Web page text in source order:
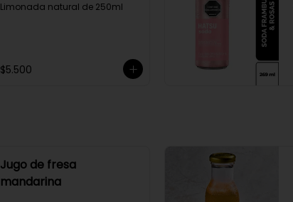
Limonada natural de 250ml
$5.500
Jugo de fresa
mandarina